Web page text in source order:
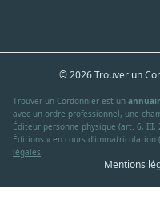
© 2026 Trouver un
Trouver un Cordonnier est un
avec un ordre professionnel, une
Éditeur personne physique (art. 6, III,
Éditions » en cours
légales.
Mentions